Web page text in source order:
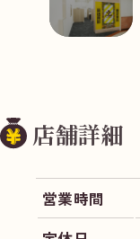
店舗詳細
営業時間